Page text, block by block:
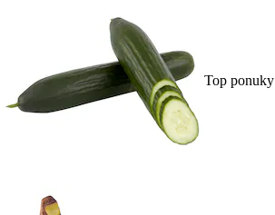
Top ponuky